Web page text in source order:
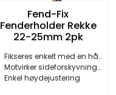
Fend-Fix
Fenderholder Rekke
22-25mm 2pk
Fikseres enkelt med en hånd
Motvirker sideforskyvning av fenderne
Enkel høydejustering